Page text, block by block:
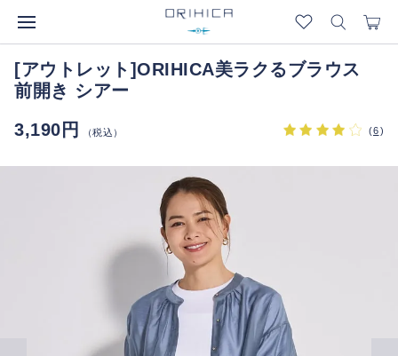
[アウトレット]ORIHICA美ラクるブラウス
前開き シアー
3,190円
（税込） (6)